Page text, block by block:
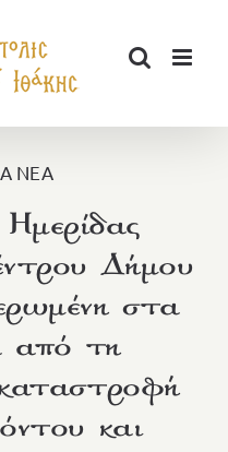
ΝΕΑ
Δήμου
στα
από τη
και